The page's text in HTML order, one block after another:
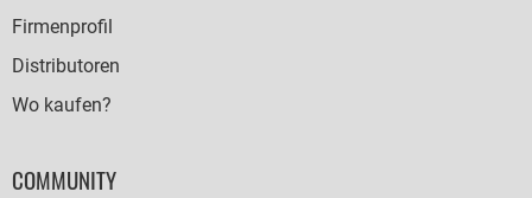
Firmenprofil
Distributoren
Wo kaufen?
COMMUNITY